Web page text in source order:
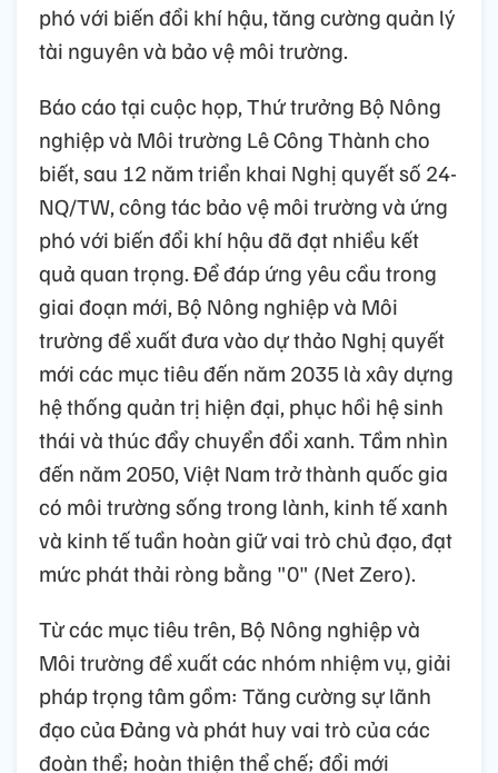
phó với biến đổi khí hậu, tăng cường quản lý
tài nguyên và bảo vệ môi trường.
Báo cáo tại cuộc họp, Thứ trưởng Bộ Nông
nghiệp và Môi trường Lê Công Thành cho
biết, sau 12 năm triển khai Nghị quyết số 24-
NQ/TW, công tác bảo vệ môi trường và ứng
phó với biến đổi khí hậu đã đạt nhiều kết
quả quan trọng. Để đáp ứng yêu cầu trong
giai đoạn mới, Bộ Nông nghiệp và Môi
trường đề xuất đưa vào dự thảo Nghị quyết
mới các mục tiêu đến năm 2035 là xây dựng
hệ thống quản trị hiện đại, phục hồi hệ sinh
thái và thúc đẩy chuyển đổi xanh. Tầm nhìn
đến năm 2050, Việt Nam trở thành quốc gia
có môi trường sống trong lành, kinh tế xanh
và kinh tế tuần hoàn giữ vai trò chủ đạo, đạt
mức phát thải ròng bằng "0" (Net Zero).
Từ các mục tiêu trên, Bộ Nông nghiệp và
Môi trường đề xuất các nhóm nhiệm vụ, giải
pháp trọng tâm gồm: Tăng cường sự lãnh
đạo của Đảng và phát huy vai trò của các
đoàn thể; hoàn thiện thể chế; đổi mới